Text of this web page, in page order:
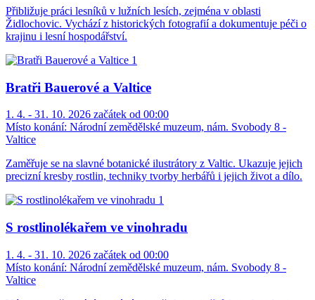
Přibližuje práci lesníků v lužních lesích, zejména v oblasti
Židlochovic. Vychází z historických fotografií a dokumentuje péči o
krajinu i lesní hospodářství.
Bratři Bauerové a Valtice
1. 4. - 31. 10. 2026 začátek od 00:00
Místo konání: Národní zemědělské muzeum, nám. Svobody 8 -
Valtice
Zaměřuje se na slavné botanické ilustrátory z Valtic. Ukazuje jejich
precizní kresby rostlin, techniky tvorby herbářů i jejich život a dílo.
S rostlinolékařem ve vinohradu
1. 4. - 31. 10. 2026 začátek od 00:00
Místo konání: Národní zemědělské muzeum, nám. Svobody 8 -
Valtice